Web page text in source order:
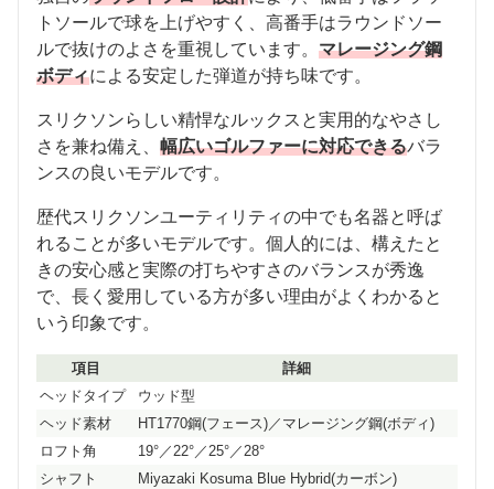
トソールで球を上げやすく、高番手はラウンドソー
ルで抜けのよさを重視しています。 マレージング鋼
ボディによる安定した弾道が持ち味です。
スリクソンらしい精悍なルックスと実用的なやさし
さを兼ね備え、 幅広いゴルファーに対応できるバラ
ンスの良いモデルです。
歴代スリクソンユーティリティの中でも名器と呼ば
れることが多いモデルです。個人的には、構えたと
きの安心感と実際の打ちやすさのバランスが秀逸
で、長く愛用している方が多い理由がよくわかると
いう印象です。
項目
詳細
ヘッドタイプ
ウッド型
ヘッド素材
HT1770鋼(フェース)／マレージング鋼(ボディ)
ロフト角
19°／22°／25°／28°
シャフト
Miyazaki Kosuma Blue Hybrid(カーボン)